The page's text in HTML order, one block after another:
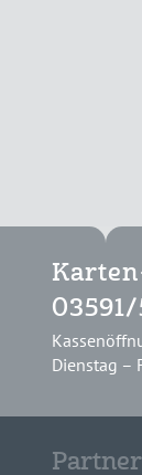
Dienstag –